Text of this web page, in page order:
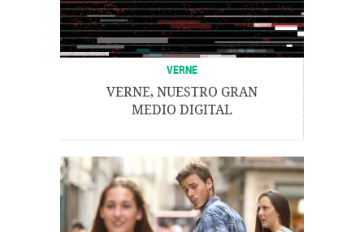
VERNE
VERNE, NUESTRO GRAN
MEDIO DIGITAL